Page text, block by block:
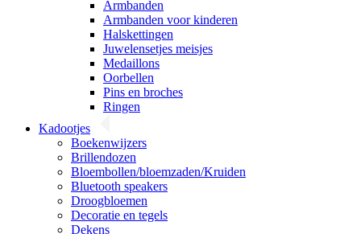
Armbanden
Armbanden voor kinderen
Halskettingen
Juwelensetjes meisjes
Medaillons
Oorbellen
Pins en broches
Ringen
Kadootjes
Boekenwijzers
Brillendozen
Bloembollen/bloemzaden/Kruiden
Bluetooth speakers
Droogbloemen
Decoratie en tegels
Dekens